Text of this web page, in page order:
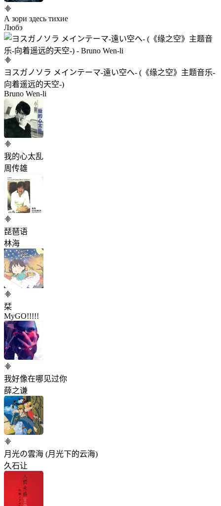
А зори здесь тихие
Любэ
ヨスガノソラ メインテーマ-遠い空へ- (《缘之空》主题音乐-
向着遥远的天空-)
Bruno Wen-li
我的心太乱
周传雄
琵琶语
林海
栞
MyGO!!!!!
我好像在哪见过你
薛之谦
月光の雲海 (月光下的云海)
久石让